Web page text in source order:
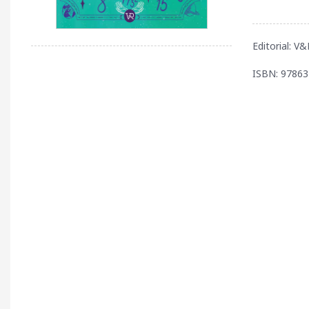
Editorial:
ISBN: